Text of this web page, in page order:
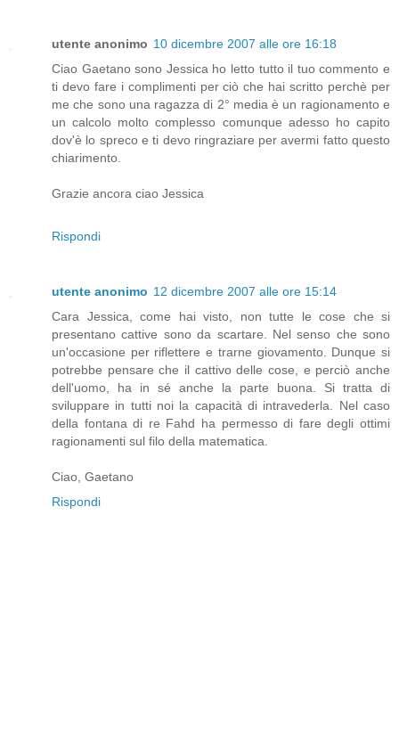
utente anonimo 10 dicembre 2007 alle ore 16:18
Ciao Gaetano sono Jessica ho letto tutto il tuo commento e
ti devo fare i complimenti per ciò che hai scritto perchè per
me che sono una ragazza di 2° media è un ragionamento e
un calcolo molto complesso comunque adesso ho capito
dov'è lo spreco e ti devo ringraziare per avermi fatto questo
chiarimento.
Grazie ancora ciao Jessica
Rispondi
utente anonimo 12 dicembre 2007 alle ore 15:14
Cara Jessica, come hai visto, non tutte le cose che si
presentano cattive sono da scartare. Nel senso che sono
un'occasione per riflettere e trarne giovamento. Dunque si
potrebbe pensare che il cattivo delle cose, e perciò anche
dell'uomo, ha in sé anche la parte buona. Si tratta di
sviluppare in tutti noi la capacità di intravederla. Nel caso
della fontana di re Fahd ha permesso di fare degli ottimi
ragionamenti sul filo della matematica.
Ciao, Gaetano
Rispondi